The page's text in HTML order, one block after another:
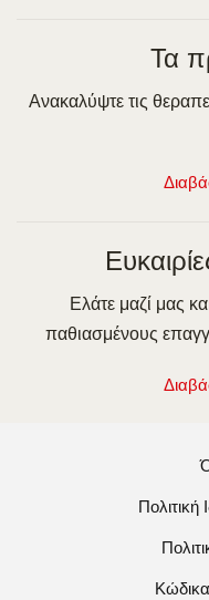
Τα
Ανακαλύψτε τις
Ελάτε μαζί μας
παθιασμένους
Πολιτική